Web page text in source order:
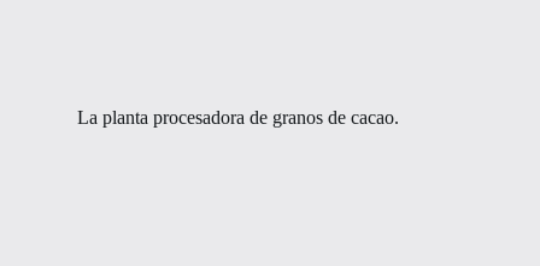
La planta procesadora de granos de cacao.